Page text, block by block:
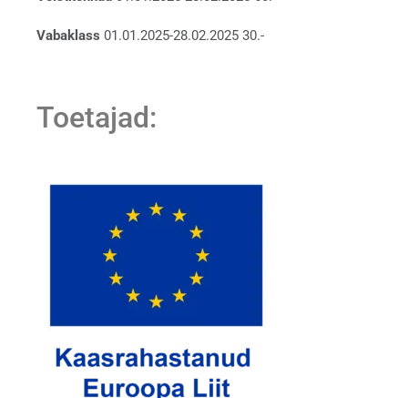
Vabaklass 01.01.2025-28.02.2025 30.-
Toetajad: